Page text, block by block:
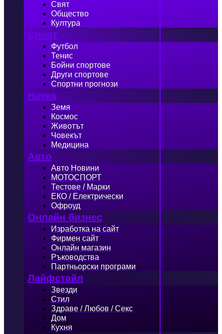
Свят
Общество
Култура
Спорт
Футбол
Тенис
Бойни спортове
Други спортове
Спортни прогнози
Наука
Земя
Космос
Животът
Човекът
Медицина
Авто
Авто Новини
МОТОСПОРТ
Тестове / Марки
ЕКО / Електрически
Офроуд
Онлайн бизнес
Изработка на сайт
Фирмен сайт
Онлайн магазин
Ръководства
Партньорски програми
Лайфстайл
Звезди
Стил
Здраве / Любов / Секс
Дом
Кухня